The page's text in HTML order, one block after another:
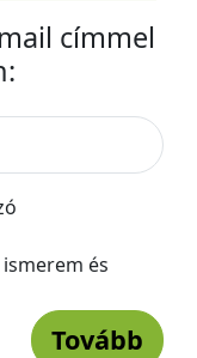
címmel
ismerem és
Tovább